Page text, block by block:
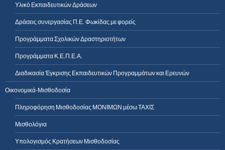
Υλικό Εκπαιδευτικών Δράσεων
Δράσεις συνεργασίας Π.Ε. Φωκίδας με φορείς
Προγράμματα Σχολικών Δραστηριοτήτων
Προγράμματα Κ.Ε.Π.Ε.Α.
Διαδικασία Έγκρισης Εκπαιδευτικών Προγραμμάτων και Ερευνών
Οικονομικά-Μισθοδοσία
Πληροφόρηση Μισθοδοσίας ΜΟΝΙΜΩΝ μέσω ΤΑΧΙΣ
Μισθολόγια
Υπολογισμός Κρατήσεων Μισθοδοσίας